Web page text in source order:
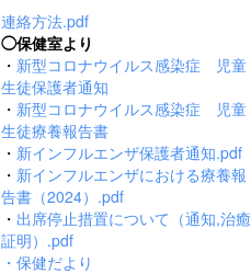
連絡方法.pdf
◯保健室より
・ 新型コロナウイルス感染症 児童
生徒保護者通知
・ 新型コロナウイルス感染症 児童
生徒療養報告書
・ 新インフルエンザ保護者通知.pdf
・ 新インフルエンザにおける療養報
告書（2024）.pdf
・ 出席停止措置について（通知,治癒
証明）.pdf
・ 保健だより